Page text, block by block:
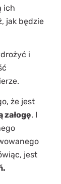
ich
jak będzie
i
że jest
załogę. I
jest